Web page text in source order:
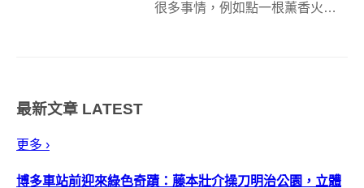
很多事情，例如點一根薰香火
最新文章 LATEST
更多 ›
博多車站前迎來綠色奇蹟：藤本壯介操刀明治公園，立體